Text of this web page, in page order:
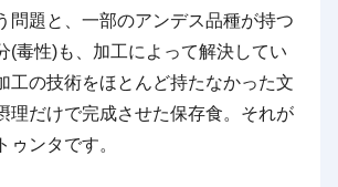
問題と、一部のアンデス品種が持つ
(毒性)も、加工によって解決してい
工の技術をほとんど持たなかった文
理だけで完成させた保存食。それが
ゥンタです。